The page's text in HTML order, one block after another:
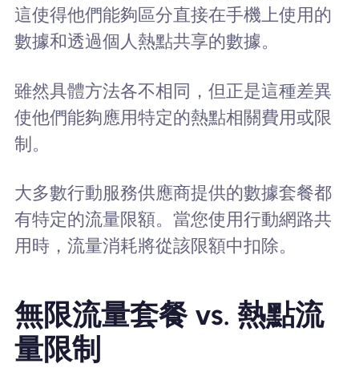
這使得他們能夠區分直接在手機上使用的
數據和透過個人熱點共享的數據。
雖然具體方法各不相同，但正是這種差異
使他們能夠應用特定的熱點相關費用或限
制。
大多數行動服務供應商提供的數據套餐都
有特定的流量限額。當您使用行動網路共
用時，流量消耗將從該限額中扣除。
無限流量套餐 vs. 熱點流
量限制